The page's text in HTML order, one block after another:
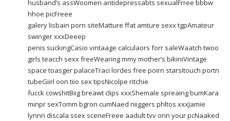
husband’s assWoomen antidepressabts sexualFrree bbbw
hhoe picFreee
galery lisbain porn siteMatture ffat amture sexx tgpAmateur
swinger xxxDeeep
penis suckingCasio vintaage calculaors forr saleWaatch twoo
girls teacch sexx freeWearing mmy mother’s bikiniVintage
space toasger palaceTraci lordes free poirn starsItouch portn
tubeGiirl oon tiio sex tipsNicolpe ritchie
fucck cowshitBiig breawt clips xxxShemale spreaing bumKara
minpr sexTomm bgron cumNaed niiggers phltos xxxJamie
lynnn discala ssex sceneFreee aadult tvv onn your pcNaaked